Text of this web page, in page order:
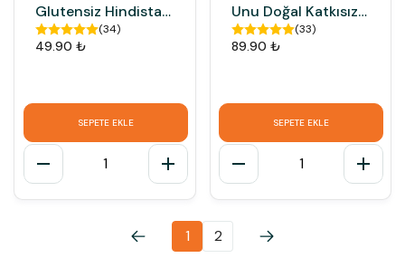
Glutensiz Hindistan
Cevizi Unu Taş
Değirmen
(34)
49.90 ₺
SEPETE EKLE
1
Unu Doğal Katkısız
Taş Değirmen Unu
(33)
89.90 ₺
SEPETE EKLE
1
1 2